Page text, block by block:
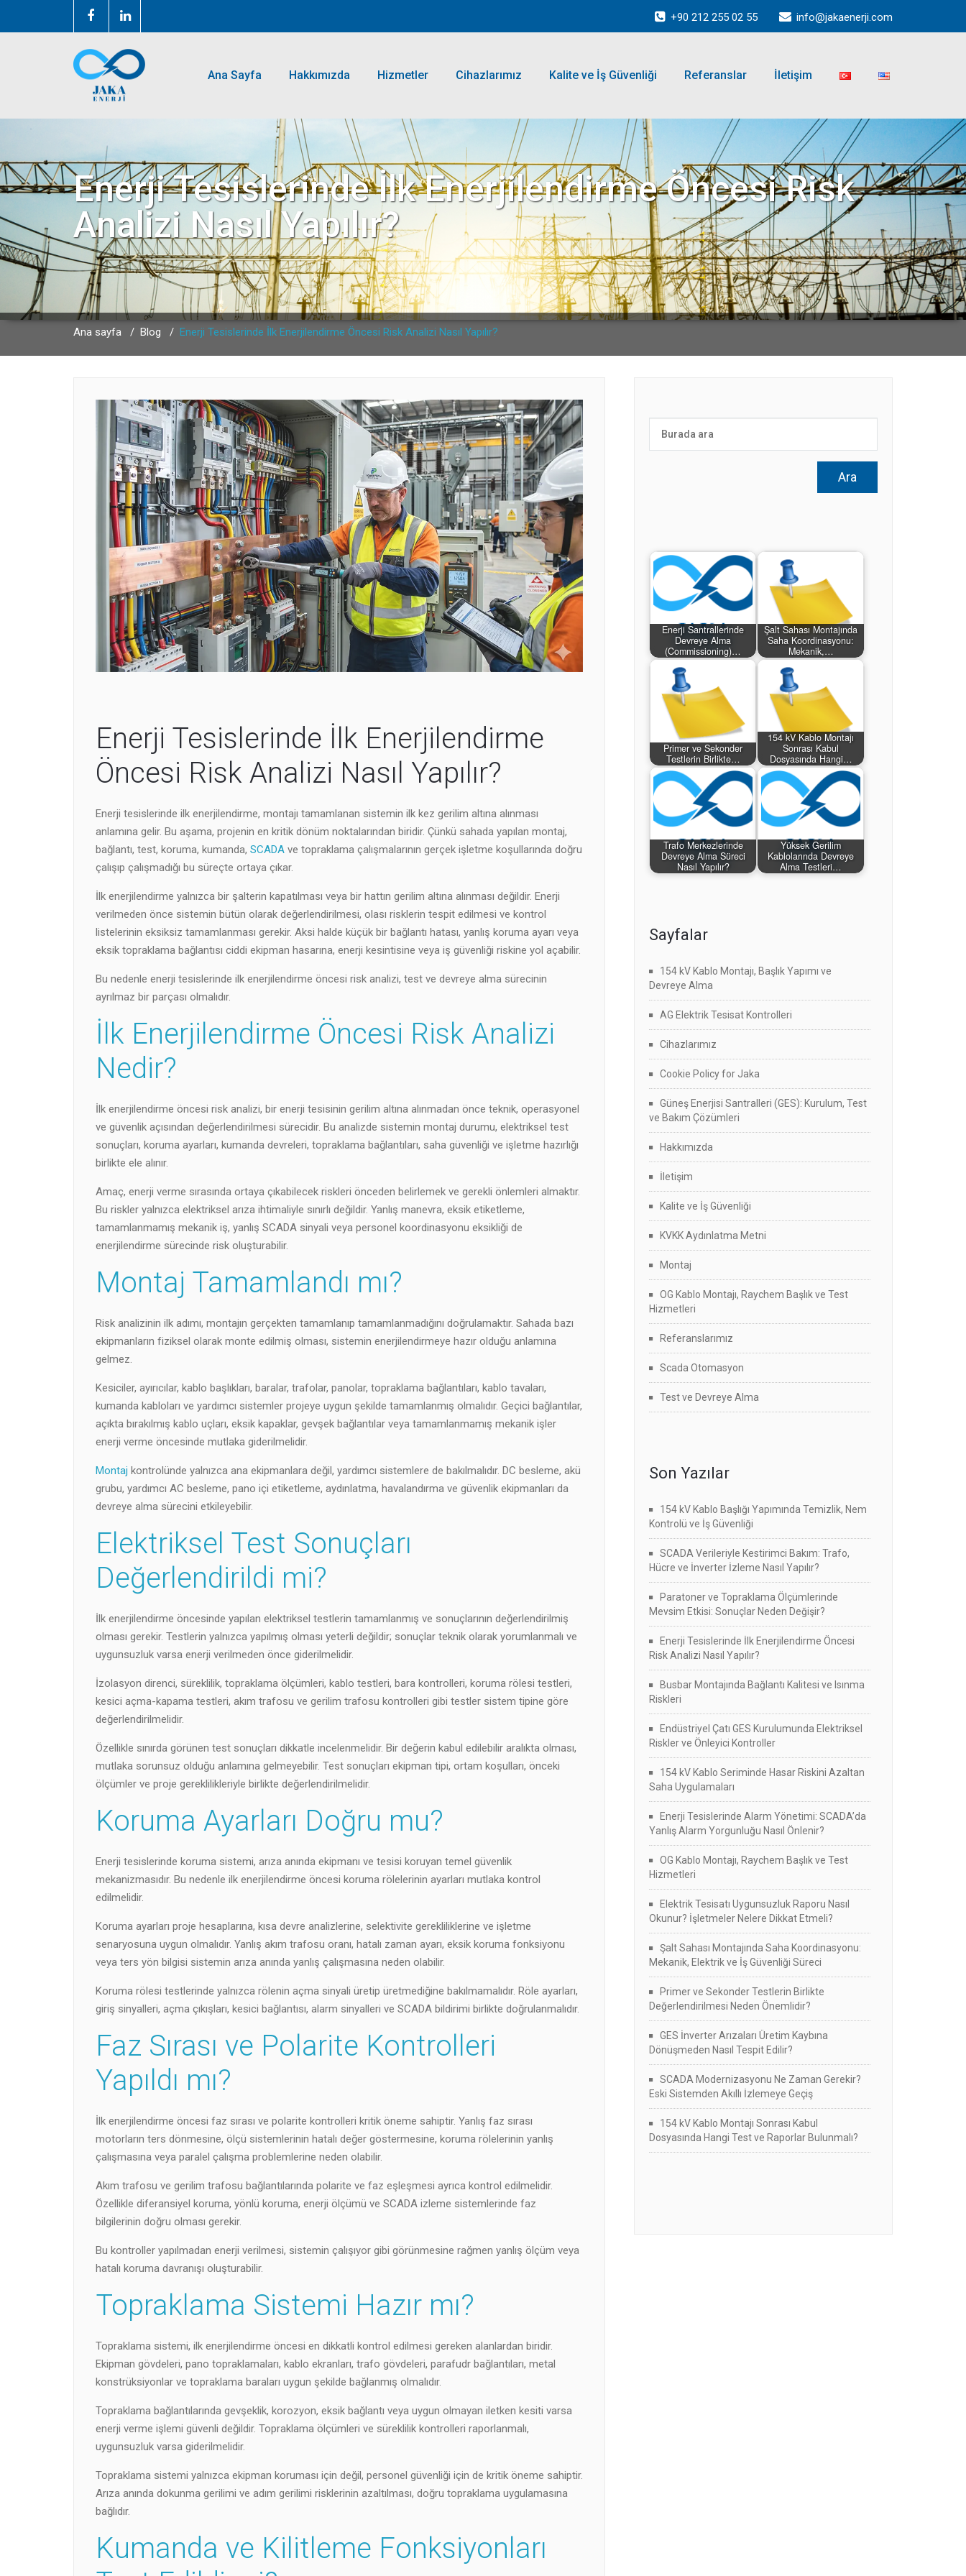
+90 212 255 02 55 info@jakaenerji.com
Ana Sayfa Hakkımızda Hizmetler Cihazlarımız Kalite ve İş Güvenliği Referanslar İletişim
Enerji Tesislerinde İlk Enerjilendirme Öncesi Risk
Analizi Nasıl Yapılır?
Ana sayfa / Blog / Enerji Tesislerinde İlk Enerjilendirme Öncesi Risk Analizi Nasıl Yapılır?
Enerji Tesislerinde İlk Enerjilendirme
Öncesi Risk Analizi Nasıl Yapılır?
Enerji tesislerinde ilk enerjilendirme, montajı tamamlanan sistemin ilk kez gerilim altına alınması
anlamına gelir. Bu aşama, projenin en kritik dönüm noktalarından biridir. Çünkü sahada yapılan montaj,
bağlantı, test, koruma, kumanda, SCADA ve topraklama çalışmalarının gerçek işletme koşullarında doğru
çalışıp çalışmadığı bu süreçte ortaya çıkar.
İlk enerjilendirme yalnızca bir şalterin kapatılması veya bir hattın gerilim altına alınması değildir. Enerji
verilmeden önce sistemin bütün olarak değerlendirilmesi, olası risklerin tespit edilmesi ve kontrol
listelerinin eksiksiz tamamlanması gerekir. Aksi halde küçük bir bağlantı hatası, yanlış koruma ayarı veya
eksik topraklama bağlantısı ciddi ekipman hasarına, enerji kesintisine veya iş güvenliği riskine yol açabilir.
Bu nedenle enerji tesislerinde ilk enerjilendirme öncesi risk analizi, test ve devreye alma sürecinin
ayrılmaz bir parçası olmalıdır.
İlk Enerjilendirme Öncesi Risk Analizi
Nedir?
İlk enerjilendirme öncesi risk analizi, bir enerji tesisinin gerilim altına alınmadan önce teknik, operasyonel
ve güvenlik açısından değerlendirilmesi sürecidir. Bu analizde sistemin montaj durumu, elektriksel test
sonuçları, koruma ayarları, kumanda devreleri, topraklama bağlantıları, saha güvenliği ve işletme hazırlığı
birlikte ele alınır.
Amaç, enerji verme sırasında ortaya çıkabilecek riskleri önceden belirlemek ve gerekli önlemleri almaktır.
Bu riskler yalnızca elektriksel arıza ihtimaliyle sınırlı değildir. Yanlış manevra, eksik etiketleme,
tamamlanmamış mekanik iş, yanlış SCADA sinyali veya personel koordinasyonu eksikliği de
enerjilendirme sürecinde risk oluşturabilir.
Montaj Tamamlandı mı?
Risk analizinin ilk adımı, montajın gerçekten tamamlanıp tamamlanmadığını doğrulamaktır. Sahada bazı
ekipmanların fiziksel olarak monte edilmiş olması, sistemin enerjilendirmeye hazır olduğu anlamına
gelmez.
Kesiciler, ayırıcılar, kablo başlıkları, baralar, trafolar, panolar, topraklama bağlantıları, kablo tavaları,
kumanda kabloları ve yardımcı sistemler projeye uygun şekilde tamamlanmış olmalıdır. Geçici bağlantılar,
açıkta bırakılmış kablo uçları, eksik kapaklar, gevşek bağlantılar veya tamamlanmamış mekanik işler
enerji verme öncesinde mutlaka giderilmelidir.
Montaj kontrolünde yalnızca ana ekipmanlara değil, yardımcı sistemlere de bakılmalıdır. DC besleme, akü
grubu, yardımcı AC besleme, pano içi etiketleme, aydınlatma, havalandırma ve güvenlik ekipmanları da
devreye alma sürecini etkileyebilir.
Elektriksel Test Sonuçları
Değerlendirildi mi?
İlk enerjilendirme öncesinde yapılan elektriksel testlerin tamamlanmış ve sonuçlarının değerlendirilmiş
olması gerekir. Testlerin yalnızca yapılmış olması yeterli değildir; sonuçlar teknik olarak yorumlanmalı ve
uygunsuzluk varsa enerji verilmeden önce giderilmelidir.
İzolasyon direnci, süreklilik, topraklama ölçümleri, kablo testleri, bara kontrolleri, koruma rölesi testleri,
kesici açma-kapama testleri, akım trafosu ve gerilim trafosu kontrolleri gibi testler sistem tipine göre
değerlendirilmelidir.
Özellikle sınırda görünen test sonuçları dikkatle incelenmelidir. Bir değerin kabul edilebilir aralıkta olması,
mutlaka sorunsuz olduğu anlamına gelmeyebilir. Test sonuçları ekipman tipi, ortam koşulları, önceki
ölçümler ve proje gereklilikleriyle birlikte değerlendirilmelidir.
Koruma Ayarları Doğru mu?
Enerji tesislerinde koruma sistemi, arıza anında ekipmanı ve tesisi koruyan temel güvenlik
mekanizmasıdır. Bu nedenle ilk enerjilendirme öncesi koruma rölelerinin ayarları mutlaka kontrol
edilmelidir.
Koruma ayarları proje hesaplarına, kısa devre analizlerine, selektivite gerekliliklerine ve işletme
senaryosuna uygun olmalıdır. Yanlış akım trafosu oranı, hatalı zaman ayarı, eksik koruma fonksiyonu
veya ters yön bilgisi sistemin arıza anında yanlış çalışmasına neden olabilir.
Koruma rölesi testlerinde yalnızca rölenin açma sinyali üretip üretmediğine bakılmamalıdır. Röle ayarları,
giriş sinyalleri, açma çıkışları, kesici bağlantısı, alarm sinyalleri ve SCADA bildirimi birlikte doğrulanmalıdır.
Faz Sırası ve Polarite Kontrolleri
Yapıldı mı?
İlk enerjilendirme öncesi faz sırası ve polarite kontrolleri kritik öneme sahiptir. Yanlış faz sırası
motorların ters dönmesine, ölçü sistemlerinin hatalı değer göstermesine, koruma rölelerinin yanlış
çalışmasına veya paralel çalışma problemlerine neden olabilir.
Akım trafosu ve gerilim trafosu bağlantılarında polarite ve faz eşleşmesi ayrıca kontrol edilmelidir.
Özellikle diferansiyel koruma, yönlü koruma, enerji ölçümü ve SCADA izleme sistemlerinde faz
bilgilerinin doğru olması gerekir.
Bu kontroller yapılmadan enerji verilmesi, sistemin çalışıyor gibi görünmesine rağmen yanlış ölçüm veya
hatalı koruma davranışı oluşturabilir.
Topraklama Sistemi Hazır mı?
Topraklama sistemi, ilk enerjilendirme öncesi en dikkatli kontrol edilmesi gereken alanlardan biridir.
Ekipman gövdeleri, pano topraklamaları, kablo ekranları, trafo gövdeleri, parafudr bağlantıları, metal
konstrüksiyonlar ve topraklama baraları uygun şekilde bağlanmış olmalıdır.
Topraklama bağlantılarında gevşeklik, korozyon, eksik bağlantı veya uygun olmayan iletken kesiti varsa
enerji verme işlemi güvenli değildir. Topraklama ölçümleri ve süreklilik kontrolleri raporlanmalı,
uygunsuzluk varsa giderilmelidir.
Topraklama sistemi yalnızca ekipman koruması için değil, personel güvenliği için de kritik öneme sahiptir.
Arıza anında dokunma gerilimi ve adım gerilimi risklerinin azaltılması, doğru topraklama uygulamasına
bağlıdır.
Kumanda ve Kilitleme Fonksiyonları
Enerji Santrallerinde
Devreye Alma
(Commissioning)…
Şalt Sahası Montajında
Saha Koordinasyonu:
Mekanik,…
Primer ve Sekonder
Testlerin Birlikte…
154 kV Kablo Montajı
Sonrası Kabul
Dosyasında Hangi…
Trafo Merkezlerinde
Devreye Alma Süreci
Nasıl Yapılır?
Yüksek Gerilim
Kablolarında Devreye
Alma Testleri…
Sayfalar
154 kV Kablo Montajı, Başlık Yapımı ve
Devreye Alma
AG Elektrik Tesisat Kontrolleri
Cihazlarımız
Cookie Policy for Jaka
Güneş Enerjisi Santralleri (GES): Kurulum, Test
ve Bakım Çözümleri
Hakkımızda
İletişim
Kalite ve İş Güvenliği
KVKK Aydınlatma Metni
Montaj
OG Kablo Montajı, Raychem Başlık ve Test
Hizmetleri
Referanslarımız
Scada Otomasyon
Test ve Devreye Alma
Son Yazılar
154 kV Kablo Başlığı Yapımında Temizlik, Nem
Kontrolü ve İş Güvenliği
SCADA Verileriyle Kestirimci Bakım: Trafo,
Hücre ve İnverter İzleme Nasıl Yapılır?
Paratoner ve Topraklama Ölçümlerinde
Mevsim Etkisi: Sonuçlar Neden Değişir?
Enerji Tesislerinde İlk Enerjilendirme Öncesi
Risk Analizi Nasıl Yapılır?
Busbar Montajında Bağlantı Kalitesi ve Isınma
Riskleri
Endüstriyel Çatı GES Kurulumunda Elektriksel
Riskler ve Önleyici Kontroller
154 kV Kablo Seriminde Hasar Riskini Azaltan
Saha Uygulamaları
Enerji Tesislerinde Alarm Yönetimi: SCADA’da
Yanlış Alarm Yorgunluğu Nasıl Önlenir?
OG Kablo Montajı, Raychem Başlık ve Test
Hizmetleri
Elektrik Tesisatı Uygunsuzluk Raporu Nasıl
Okunur? İşletmeler Nelere Dikkat Etmeli?
Şalt Sahası Montajında Saha Koordinasyonu:
Mekanik, Elektrik ve İş Güvenliği Süreci
Primer ve Sekonder Testlerin Birlikte
Değerlendirilmesi Neden Önemlidir?
GES İnverter Arızaları Üretim Kaybına
Dönüşmeden Nasıl Tespit Edilir?
SCADA Modernizasyonu Ne Zaman Gerekir?
Eski Sistemden Akıllı İzlemeye Geçiş
154 kV Kablo Montajı Sonrası Kabul
Dosyasında Hangi Test ve Raporlar Bulunmalı?